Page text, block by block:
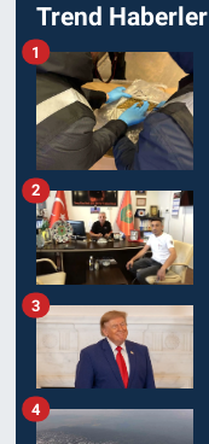
Trend Haberler
1
2
3
4